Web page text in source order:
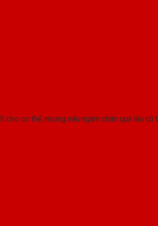
cơ thể, nhưng nếu ngâm chân quá lâu